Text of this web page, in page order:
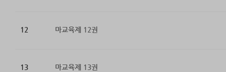
12 마교육제 12권
13 마교육제 13권